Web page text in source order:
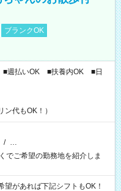
ブランクOK
■週払いOK ■扶養内OK ■日
代もOK！）
/ …
ご希望の勤務地を紹介しま